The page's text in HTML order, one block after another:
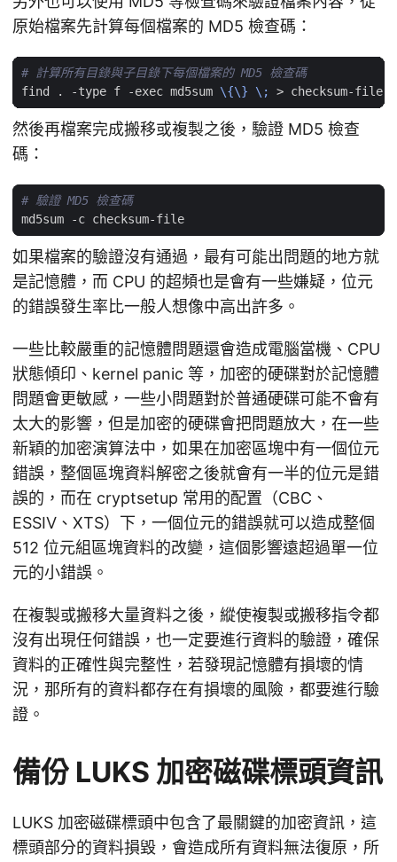
原始檔案先計算每個檔案的 MD5 檢查碼：
# 計算所有目錄與子目錄下每個檔案的 MD5 檢查碼
find . -type f -exec md5sum \{\} \;
然後再檔案完成搬移或複製之後，驗證 MD5 檢查
碼：
# 驗證 MD5 檢查碼
如果檔案的驗證沒有通過，最有可能出問題的地方就
是記憶體，而 CPU 的超頻也是會有一些嫌疑，位元
的錯誤發生率比一般人想像中高出許多。
一些比較嚴重的記憶體問題還會造成電腦當機、CPU
狀態傾印、kernel panic 等，加密的硬碟對於記憶體
問題會更敏感，一些小問題對於普通硬碟可能不會有
太大的影響，但是加密的硬碟會把問題放大，在一些
新穎的加密演算法中，如果在加密區塊中有一個位元
錯誤，整個區塊資料解密之後就會有一半的位元是錯
誤的，而在 cryptsetup 常用的配置（CBC、
ESSIV、XTS）下，一個位元的錯誤就可以造成整個
512 位元組區塊資料的改變，這個影響遠超過單一位
元的小錯誤。
在複製或搬移大量資料之後，縱使複製或搬移指令都
沒有出現任何錯誤，也一定要進行資料的驗證，確保
資料的正確性與完整性，若發現記憶體有損壞的情
況，那所有的資料都存在有損壞的風險，都要進行驗
證。
備份 LUKS 加密磁碟標頭資訊
LUKS 加密磁碟標頭中包含了最關鍵的加密資訊，這
標頭部分的資料損毀，會造成所有資料無法復原，所